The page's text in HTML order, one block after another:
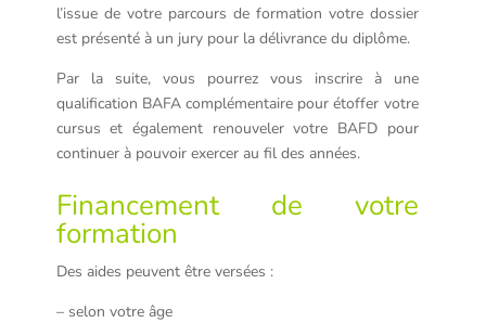
l’issue de votre parcours de formation votre dossier
est présenté à un jury pour la délivrance du diplôme.
Par la suite, vous pourrez vous inscrire à une
qualification BAFA complémentaire pour étoffer votre
cursus et également renouveler votre BAFD pour
continuer à pouvoir exercer au fil des années.
Financement de votre
formation
Des aides peuvent être versées :
– selon votre âge